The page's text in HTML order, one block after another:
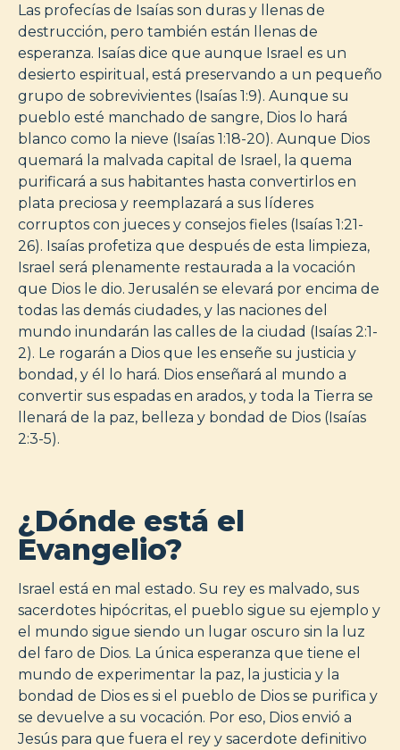
Las profecías de Isaías son duras y llenas de
destrucción, pero también están llenas de
esperanza. Isaías dice que aunque Israel es un
desierto espiritual, está preservando a un pequeño
grupo de sobrevivientes (Isaías 1:9). Aunque su
pueblo esté manchado de sangre, Dios lo hará
blanco como la nieve (Isaías 1:18-20). Aunque Dios
quemará la malvada capital de Israel, la quema
purificará a sus habitantes hasta convertirlos en
plata preciosa y reemplazará a sus líderes
corruptos con jueces y consejos fieles (Isaías 1:21-
26). Isaías profetiza que después de esta limpieza,
Israel será plenamente restaurada a la vocación
que Dios le dio. Jerusalén se elevará por encima de
todas las demás ciudades, y las naciones del
mundo inundarán las calles de la ciudad (Isaías 2:1-
2). Le rogarán a Dios que les enseñe su justicia y
bondad, y él lo hará. Dios enseñará al mundo a
convertir sus espadas en arados, y toda la Tierra se
llenará de la paz, belleza y bondad de Dios (Isaías
2:3-5).
¿Dónde está el
Evangelio?
Israel está en mal estado. Su rey es malvado, sus
sacerdotes hipócritas, el pueblo sigue su ejemplo y
el mundo sigue siendo un lugar oscuro sin la luz
del faro de Dios. La única esperanza que tiene el
mundo de experimentar la paz, la justicia y la
bondad de Dios es si el pueblo de Dios se purifica y
se devuelve a su vocación. Por eso, Dios envió a
Jesús para que fuera el rey y sacerdote definitivo